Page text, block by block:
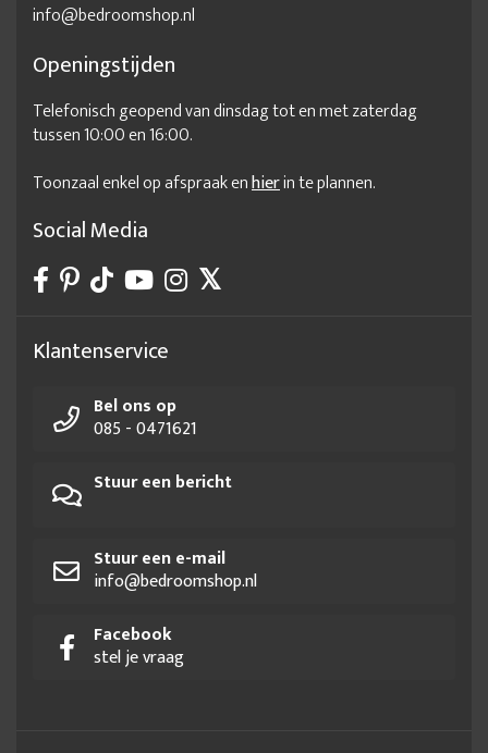
info@bedroomshop.nl
Openingstijden
Telefonisch geopend van dinsdag tot en met zaterdag
tussen 10:00 en 16:00.
Toonzaal enkel op afspraak enhierin te plannen.
Social Media
Klantenservice
Bel ons op
085 - 0471621
Stuur een bericht
Stuur een e-mail
info@bedroomshop.nl
Facebook
stel je vraag